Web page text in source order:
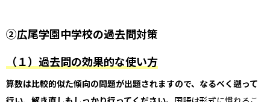
②広尾学園中学校の過去問対策
（１）過去問の効果的な使い方
算数は比較的似た傾向の問題が出題されますので、なるべく遡って